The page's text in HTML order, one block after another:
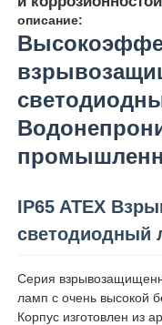
описание:
IP65 ATEX
светодиодный
Серия
ламп с очень высокой
Корпус изготовлен из